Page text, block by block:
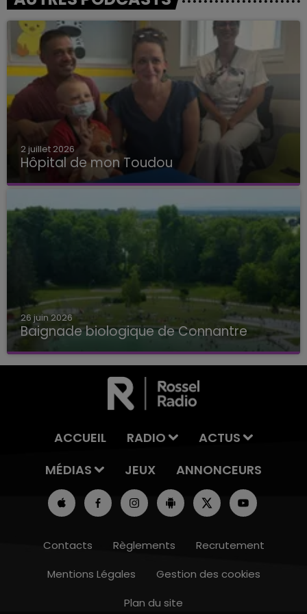
10h00 - 14h00
2 juillet 2026
Hôpital de mon Toudou
Hôpital de mon Toudou
26 juin 2026
Baignade biologique de Connantre
Baignade biologique de Connantre
ACCUEIL RADIO
ACTUS
MÉDIAS
JEUX ANNONCEURS
Contacts Règlements
Recrutement
Mentions Légales
Gestion des cookies
Plan du site